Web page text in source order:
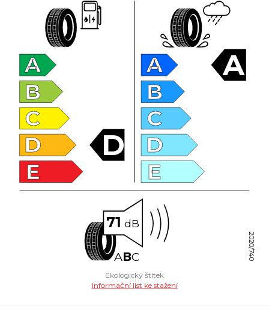
A
B
C
D
E
D
A
B
C
D
E
A
71 dB
ABC 2020/740
Ekologický štítek
Informační list ke stažení